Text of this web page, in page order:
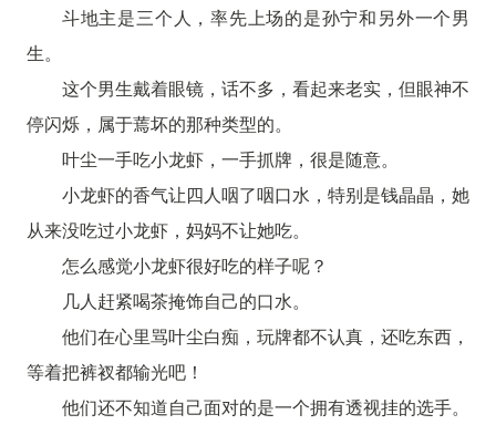
斗地主是三个人，率先上场的是孙宁和另外一个男
生。
这个男生戴着眼镜，话不多，看起来老实，但眼神不
停闪烁，属于蔫坏的那种类型的。
叶尘一手吃小龙虾，一手抓牌，很是随意。
小龙虾的香气让四人咽了咽口水，特别是钱晶晶，她
从来没吃过小龙虾，妈妈不让她吃。
怎么感觉小龙虾很好吃的样子呢？
几人赶紧喝茶掩饰自己的口水。
他们在心里骂叶尘白痴，玩牌都不认真，还吃东西，
等着把裤衩都输光吧！
他们还不知道自己面对的是一个拥有透视挂的选手。